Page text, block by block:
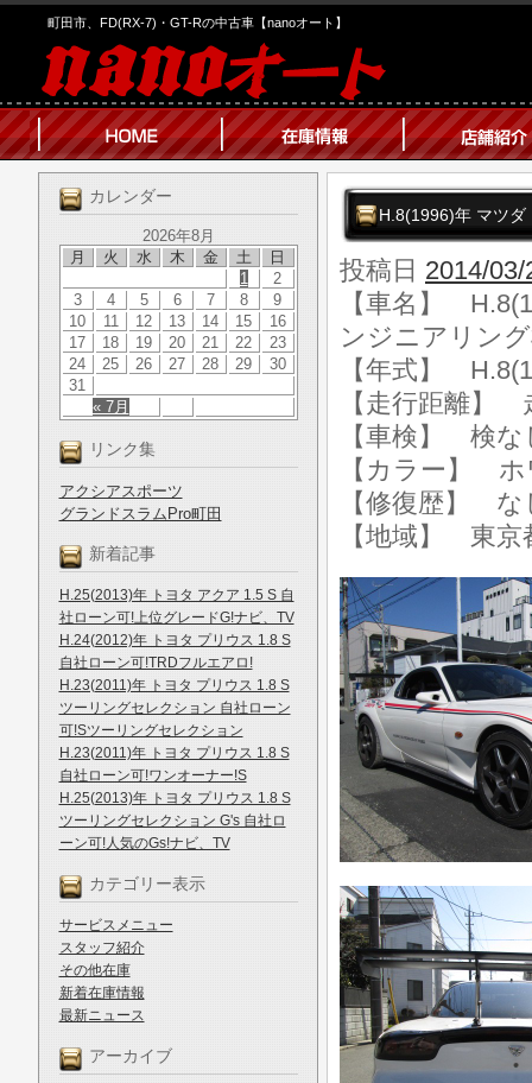
町田市、FD(RX-7)・GT-Rの中古車【nanoオート】
カレンダー
2026年8月
月
火 水 木 金 土 日
« 7月
1
2
3
4 5 6 7 8
9
10
11 12 13 14 15
16
17
18 19 20 21 22
23
24
25 26 27 28 29
30
31
リンク集
アクシアスポーツ
グランドスラムPro町田
新着記事
H.25(2013)年 トヨタ アクア 1.5 S 自
社ローン可!上位グレードG!ナビ、TV
H.24(2012)年 トヨタ プリウス 1.8 S
自社ローン可!TRDフルエアロ!
H.23(2011)年 トヨタ プリウス 1.8 S
ツーリングセレクション 自社ローン
可!Sツーリングセレクション
H.23(2011)年 トヨタ プリウス 1.8 S
自社ローン可!ワンオーナー!S
H.25(2013)年 トヨタ プリウス 1.8 S
ツーリングセレクション G's 自社ロ
ーン可!人気のGs!ナビ、TV
カテゴリー表示
サービスメニュー
スタッフ紹介
その他在庫
新着在庫情報
最新ニュース
アーカイブ
H.8(1996)年 マツダ
投稿日 2014/03/
【車名】
ンジニアリン
【年式】
【走行距離】
【車検】 検な
【カラー】
【修復歴】 な
【地域】 東京